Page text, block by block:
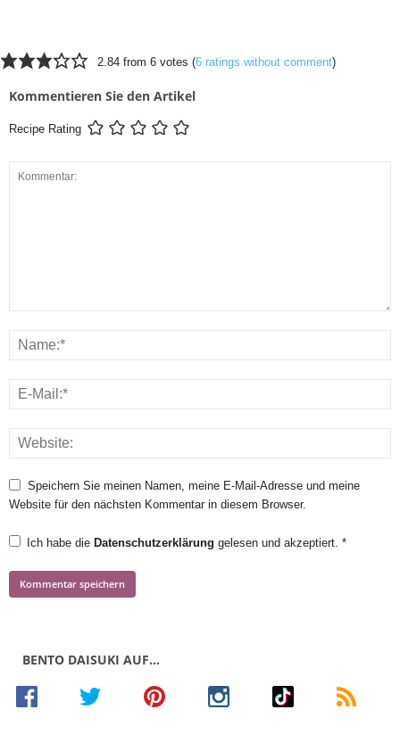
2.84 from 6 votes (6 ratings without comment)
Kommentieren Sie den Artikel
Recipe Rating
Speichern Sie meinen Namen, meine E-Mail-Adresse und meine
Website für den nächsten Kommentar in diesem Browser.
Ich habe die Datenschutzerklärung gelesen und akzeptiert. *
BENTO DAISUKI AUF…